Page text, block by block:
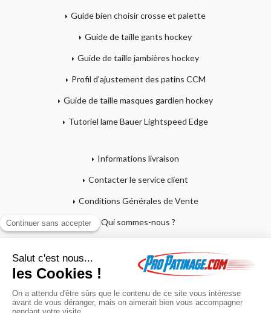
Guide bien choisir crosse et palette
Guide de taille gants hockey
Guide de taille jambières hockey
Profil d'ajustement des patins CCM
Guide de taille masques gardien hockey
Tutoriel lame Bauer Lightspeed Edge
Informations livraison
Contacter le service client
Conditions Générales de Vente
Qui sommes-nous ?
Mon compte
Mon panier